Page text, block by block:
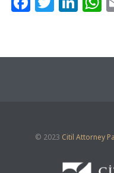
© 2023 Citil Attorney